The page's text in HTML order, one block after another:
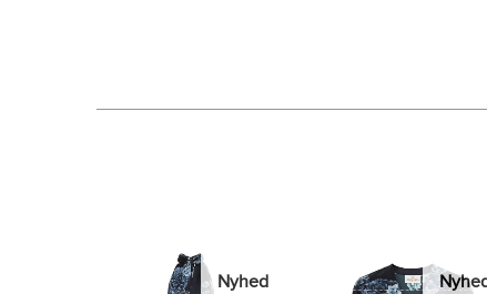
Nyhed